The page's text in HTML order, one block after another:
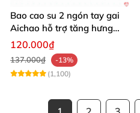
Bao cao su 2 ngón tay gai
Aichao hỗ trợ tăng hưng
phấn quan hệ
120.000₫
137.000₫
-13%
(1,100)